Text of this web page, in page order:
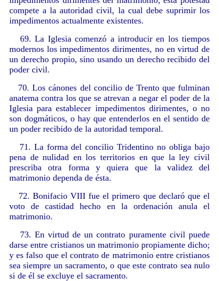
compete a la autoridad civil, la cual debe suprimir los
impedimentos actualmente existentes.
69. La Iglesia comenzó a introducir en los tiempos
modernos los impedimentos dirimentes, no en virtud de
un derecho propio, sino usando un derecho recibido del
poder civil.
70. Los cánones del concilio de Trento que fulminan
anatema contra los que se atrevan a negar el poder de la
Iglesia para establecer impedimentos dirimentes, o no
son dogmáticos, o hay que entenderlos en el sentido de
un poder recibido de la autoridad temporal.
71. La forma del concilio Tridentino no obliga bajo
pena de nulidad en los territorios en que la ley civil
prescriba otra forma y quiera que la validez del
matrimonio dependa de ésta.
72. Bonifacio VIII fue el primero que declaró que el
voto de castidad hecho en la ordenación anula el
matrimonio.
73. En virtud de un contrato puramente civil puede
darse entre cristianos un matrimonio propiamente dicho;
y es falso que el contrato de matrimonio entre cristianos
sea siempre un sacramento, o que este contrato sea nulo
si de él se excluye el sacramento.